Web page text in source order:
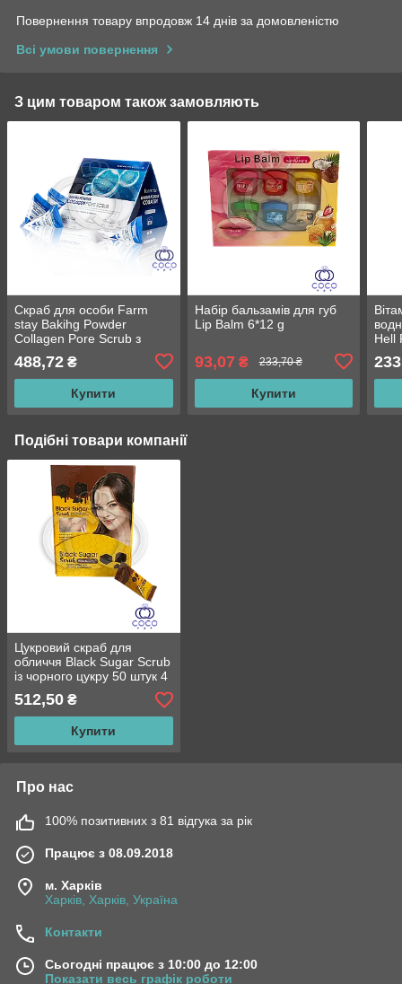
Повернення товару впродовж 14 днів за домовленістю
Всі умови повернення
З цим товаром також замовляють
Скраб для особи Farm
stay Bakihg Powder
Collagen Pore Scrub з
488,72 ₴
Купити
Набір бальзамів для губ
Lip Balm 6*12 g
93,07₴ 233,70 ₴
Купити
Hell
Подібні товари компанії
Цукровий скраб для
обличчя Black Sugar Scrub
із чорного цукру 50 штук 4
ml
512,50 ₴
Купити
Про нас
100% позитивних з 81 відгука за рік
Працює з 08.09.2018
м. Харків
Харків, Харків, Україна
Контакти
Сьогодні працює з 10:00 до 12:00
Показати весь графік роботи